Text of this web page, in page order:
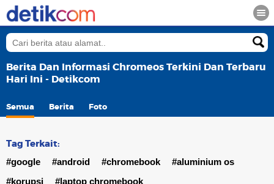
Berita Dan Informasi Chromeos Terkini Dan Terbaru
Hari Ini - Detikcom
Semua Berita Foto
Tag Terkait:
#google #android #chromebook
#aluminium os
#korupsi
#laptop chromebook